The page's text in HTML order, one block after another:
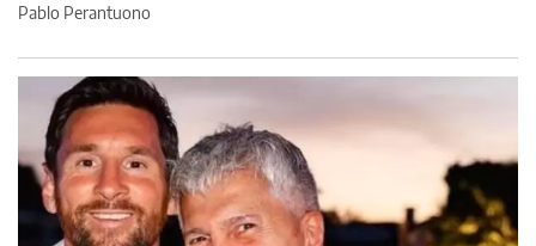
Pablo Perantuono